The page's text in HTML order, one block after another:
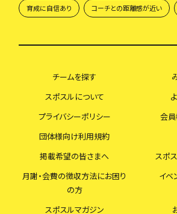
育成に自信あり コーチとの距離感が近い
チームを探す
スポスルについて
プライバシーポリシー
会
団体様向け利用規約
掲載希望の皆さまへ
スポ
月謝・会費の徴収方法にお困り
の方
イベ
スポスルマガジン